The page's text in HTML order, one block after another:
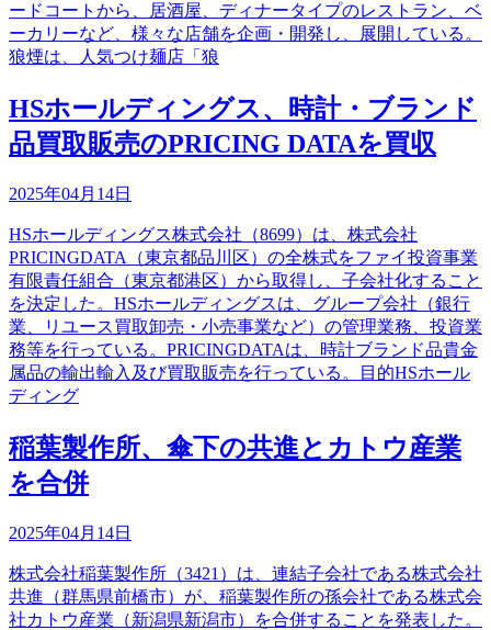
ードコートから、居酒屋、ディナータイプのレストラン、ベ
ーカリーなど、様々な店舗を企画・開発し、展開している。
狼煙は、人気つけ麺店「狼
HSホールディングス、時計・ブランド
品買取販売のPRICING DATAを買収
2025年04月14日
HSホールディングス株式会社（8699）は、株式会社
PRICINGDATA（東京都品川区）の全株式をファイ投資事業
有限責任組合（東京都港区）から取得し、子会社化すること
を決定した。HSホールディングスは、グループ会社（銀行
業、リユース買取卸売・小売事業など）の管理業務、投資業
務等を行っている。PRICINGDATAは、時計ブランド品貴金
属品の輸出輸入及び買取販売を行っている。目的HSホール
ディング
稲葉製作所、傘下の共進とカトウ産業
を合併
2025年04月14日
株式会社稲葉製作所（3421）は、連結子会社である株式会社
共進（群馬県前橋市）が、稲葉製作所の孫会社である株式会
社カトウ産業（新潟県新潟市）を合併することを発表した。